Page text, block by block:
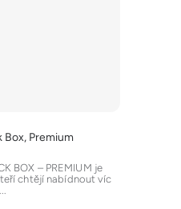
Box, Premium
BOX – PREMIUM je
chtějí nabídnout víc